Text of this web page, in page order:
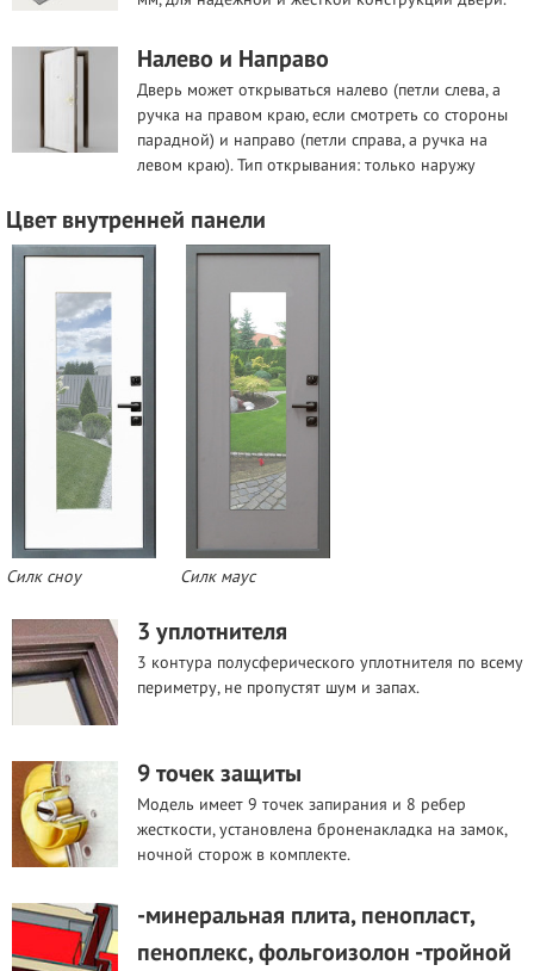
Налево и Направо
Дверь может открываться налево (петли слева, а
ручка на правом краю, если смотреть со стороны
парадной) и направо (петли справа, а ручка на
левом краю). Тип открывания: только наружу
Цвет внутренней панели
Силк сноу Силк маус
3 уплотнителя
3 контура полусферического уплотнителя по всему
периметру, не пропустят шум и запах.
9 точек защиты
Модель имеет 9 точек запирания и 8 ребер
жесткости, установлена броненакладка на замок,
ночной сторож в комплекте.
-минеральная плита, пенопласт,
пеноплекс, фольгоизолон -тройной